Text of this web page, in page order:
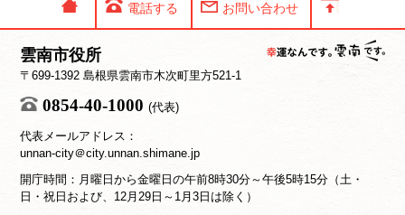
電話する お問い合わせ
雲南市役所
〒699-1392 島根県雲南市木次町里方521-1
0854-40-1000 (代表)
代表メールアドレス：
unnan-city＠city.unnan.shimane.jp
開庁時間：月曜日から金曜日の午前8時30分～午後5時15分（土・
日・祝日および、12月29日～1月3日は除く）